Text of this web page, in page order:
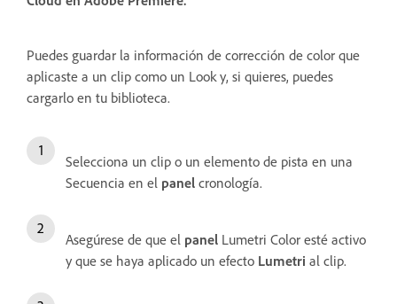
Puedes guardar la información de corrección de color que
aplicaste a un clip como un Look y, si quieres, puedes
cargarlo en tu biblioteca.
Selecciona un clip o un elemento de pista en una
Secuencia en el panel cronología.
Asegúrese de que el panel Lumetri Color esté activo
y que se haya aplicado un efecto Lumetri al clip.